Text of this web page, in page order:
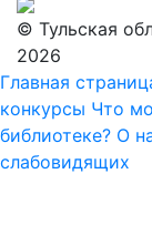
© Тульская
2026
Главная
конкурсы Что
библиотеке? О
слабовидящих